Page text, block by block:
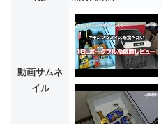
動画サムネ
イル